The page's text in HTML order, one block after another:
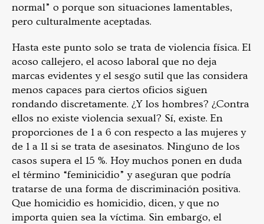
normal” o porque son situaciones lamentables,
pero culturalmente aceptadas.
Hasta este punto solo se trata de violencia física. El
acoso callejero, el acoso laboral que no deja
marcas evidentes y el sesgo sutil que las considera
menos capaces para ciertos oficios siguen
rondando discretamente. ¿Y los hombres? ¿Contra
ellos no existe violencia sexual? Sí, existe. En
proporciones de 1 a 6 con respecto a las mujeres y
de 1 a 11 si se trata de asesinatos. Ninguno de los
casos supera el 15 %. Hoy muchos ponen en duda
el término “feminicidio” y aseguran que podría
tratarse de una forma de discriminación positiva.
Que homicidio es homicidio, dicen, y que no
importa quien sea la víctima. Sin embargo, el